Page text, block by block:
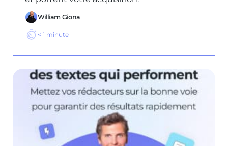
William Giona
< 1 minute